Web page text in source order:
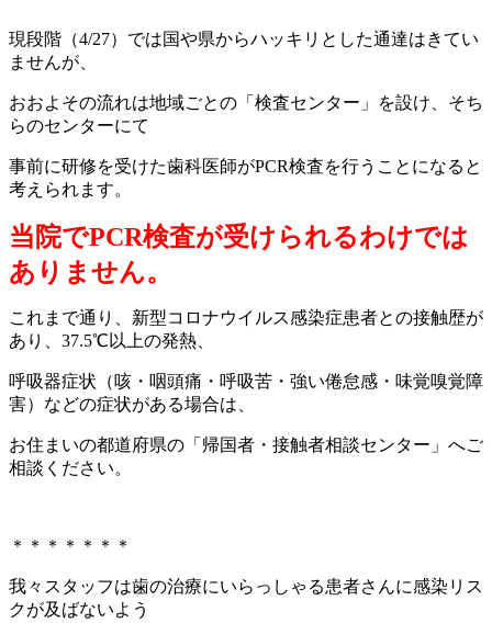
現段階（4/27）では国や県からハッキリとした通達はきてい
ませんが、
おおよその流れは地域ごとの「検査センター」を設け、そち
らのセンターにて
事前に研修を受けた歯科医師がPCR検査を行うことになると
考えられます。
当院でPCR検査が受けられるわけでは
ありません。
これまで通り、新型コロナウイルス感染症患者との接触歴が
あり、37.5℃以上の発熱、
呼吸器症状（咳・咽頭痛・呼吸苦・強い倦怠感・味覚嗅覚障
害）などの症状がある場合は、
お住まいの都道府県の「帰国者・接触者相談センター」へご
相談ください。
＊＊＊＊＊＊＊
我々スタッフは歯の治療にいらっしゃる患者さんに感染リス
クが及ばないよう